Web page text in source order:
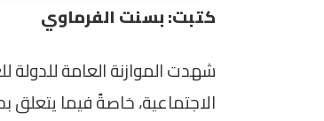
كتبت: بسنت الفرماوي
الاجتماعية، خاصةً فيما